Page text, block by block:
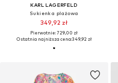
KARL LAGERFELD
Sukienka plażowa
349,92 zł
Pierwotnie: 729,00 zł
Ostatnia najniższa cena:349,92 zł